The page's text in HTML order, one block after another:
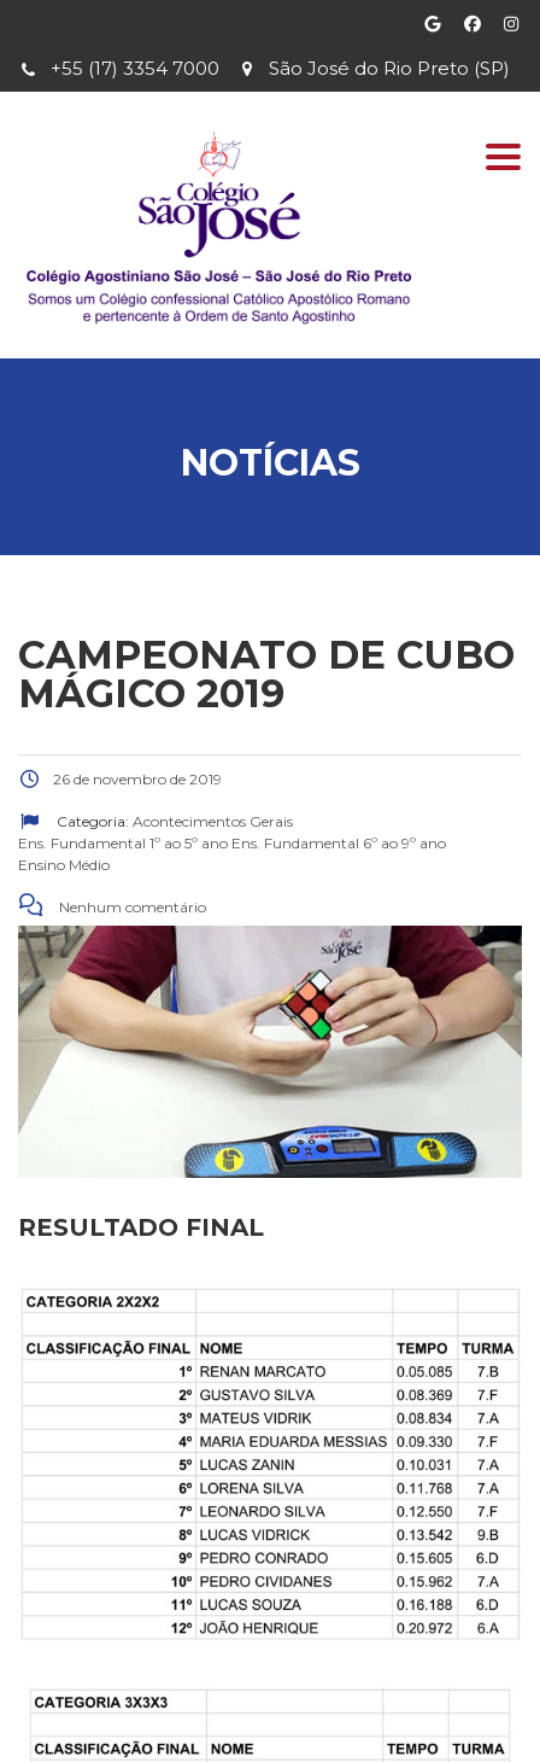
São José do Rio Preto (SP)
+55 (17) 3354 7000
NOTÍCIAS
CAMPEONATO DE CUBO
MÁGICO 2019
26 de novembro de 2019
Categoria: Acontecimentos Gerais
Ens. Fundamental 1º ao 5º ano Ens. Fundamental 6º ao 9º ano
Ensino Médio
Nenhum comentário
RESULTADO FINAL